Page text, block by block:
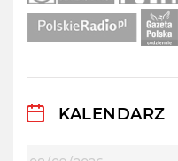
KALENDARZ